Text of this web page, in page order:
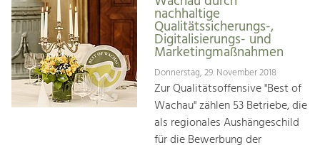
nachhaltige
Qualitätssicherungs-,
Digitalisierungs- und
Marketingmaßnahmen
Donnerstag, 29. November 2018
Zur Qualitätsoffensive "Best of
Wachau" zählen 53 Betriebe, die
als regionales Aushängeschild
für die Bewerbung der